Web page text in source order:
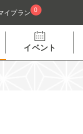
イプラン 0
イベント